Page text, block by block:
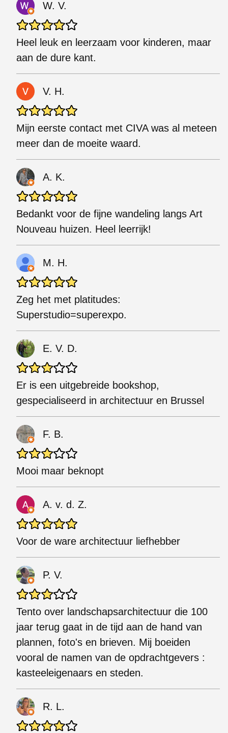
W. V.
Heel leuk en leerzaam voor kinderen, maar
aan de dure kant.
V. H.
Mijn eerste contact met CIVA was al meteen
meer dan de moeite waard.
A. K.
Bedankt voor de fijne wandeling langs Art
Nouveau huizen. Heel leerrijk!
M. H.
Zeg het met platitudes:
Superstudio=superexpo.
E. V. D.
Er is een uitgebreide bookshop,
gespecialiseerd in architectuur en Brussel
F. B.
Mooi maar beknopt
A. v. d. Z.
Voor de ware architectuur liefhebber
P. V.
Tento over landschapsarchitectuur die 100
jaar terug gaat in de tijd aan de hand van
plannen, foto's en brieven. Mij boeiden
vooral de namen van de opdrachtgevers :
kasteeleigenaars en steden.
R. L.